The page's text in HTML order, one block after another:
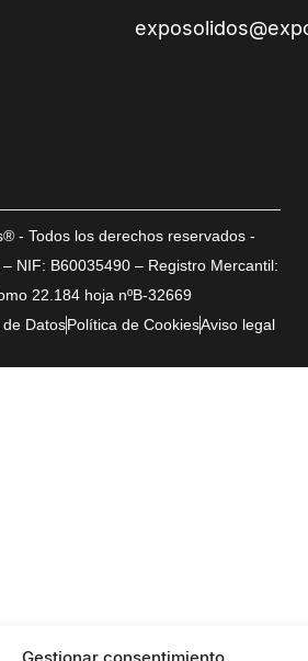
- Todos los derechos reservados -
NIF: B60035490 – Registro Mercantil:
22.184 hoja nºB-32669
DatosPolítica de CookiesAviso legal